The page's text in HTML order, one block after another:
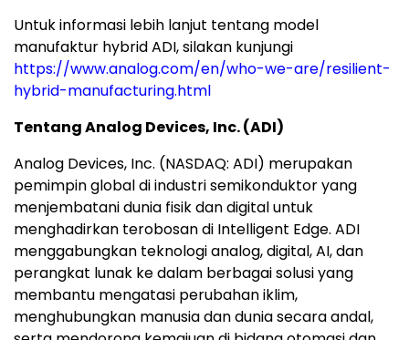
Untuk informasi lebih lanjut tentang model
manufaktur hybrid ADI, silakan kunjungi
https://www.analog.com/en/who-we-are/resilient-
hybrid-manufacturing.html
Tentang Analog Devices, Inc. (ADI)
Analog Devices, Inc. (NASDAQ: ADI) merupakan
pemimpin global di industri semikonduktor yang
menjembatani dunia fisik dan digital untuk
menghadirkan terobosan di Intelligent Edge. ADI
menggabungkan teknologi analog, digital, AI, dan
perangkat lunak ke dalam berbagai solusi yang
membantu mengatasi perubahan iklim,
menghubungkan manusia dan dunia secara andal,